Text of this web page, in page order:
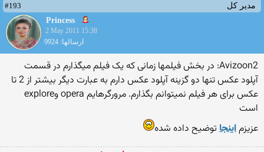
مدیر کل
#193
Princess
2 May 2011 15:38
ارسالها: 9924
Avizoon2: در بخش فیلمها زمانی که یک فیلم میگذارم در قسمت
آپلود عکس تنها دو گزینه آپلود عکس دارم به عبارت دیگر بیشتر از 2 تا
عکس برای هر فیلم نمیتوانم بگذارم. مرورگرهایم opera وexplore
است
عزیزماینجا توضیح داده شده